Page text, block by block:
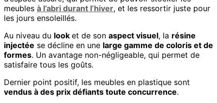
meubles à l’abri durant l’hiver, et les ressortir juste pour
les jours ensoleillés.
Au niveau du look et de son aspect visuel, la résine
injectée se décline en une large gamme de coloris et de
formes. Un avantage non-négligeable, qui permet de
satisfaire tous les goûts.
Dernier point positif, les meubles en plastique sont
vendus à des prix défiants toute concurrence.